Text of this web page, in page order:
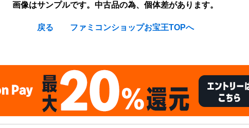
画像はサンプルです。中古品の為、個体差があります。
戻る ファミコンショップお宝王TOPへ